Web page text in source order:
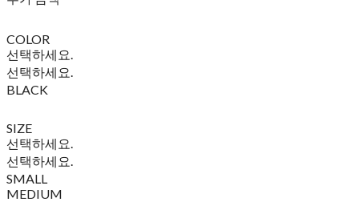
COLOR
선택하세요.
선택하세요.
BLACK
SIZE
선택하세요.
선택하세요.
SMALL
MEDIUM